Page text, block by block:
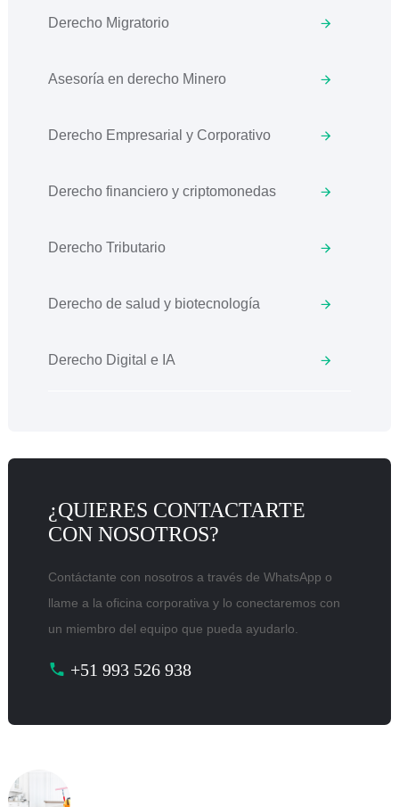
Derecho Migratorio
Asesoría en derecho Minero
Derecho Empresarial y Corporativo
Derecho financiero y criptomonedas
Derecho Tributario
Derecho de salud y biotecnología
Derecho Digital e IA
¿QUIERES CONTACTARTE
CON NOSOTROS?
Contáctante con nosotros a través de WhatsApp o
llame a la oficina corporativa y lo conectaremos con
un miembro del equipo que pueda ayudarlo.
+51 993 526 938